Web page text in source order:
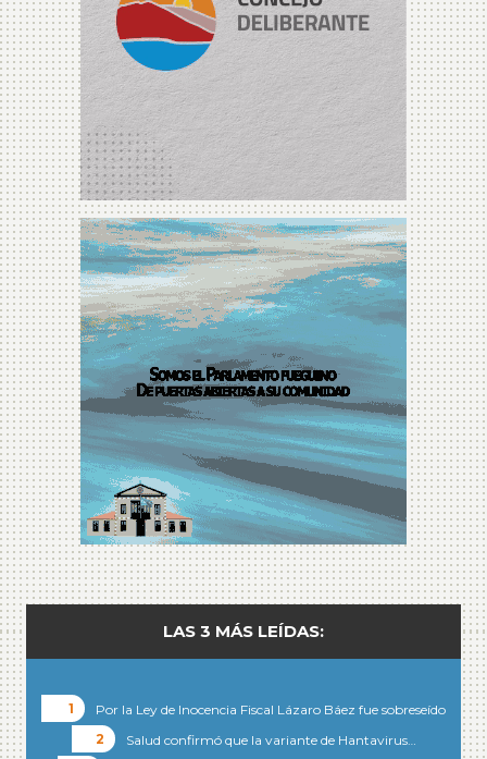
LAS 3 MÁS LEÍDAS:
Por la Ley de Inocencia Fiscal Lázaro Báez fue sobreseído
Salud confirmó que la variante de Hantavirus…